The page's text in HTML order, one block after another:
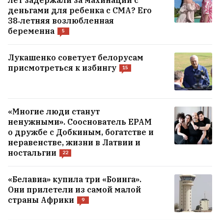
деньгами для ребенка с СМА? Его
38‑летняя возлюбленная
беременна
5
Лукашенко советует белорусам
присмотреться к избингу
15
«Многие люди станут
ненужными». Сооснователь EPAM
о дружбе с Добкиным, богатстве и
неравенстве, жизни в Латвии и
ностальгии
22
«Белавиа» купила три «Боинга».
Они прилетели из самой малой
страны Африки
9
Шквал, сильный ветер и град натворили
Минским Шабанам посвятили модную
коллекцию: где купить и что по ценам?
5
от мужского и как к таким женщинам
относиться?
12